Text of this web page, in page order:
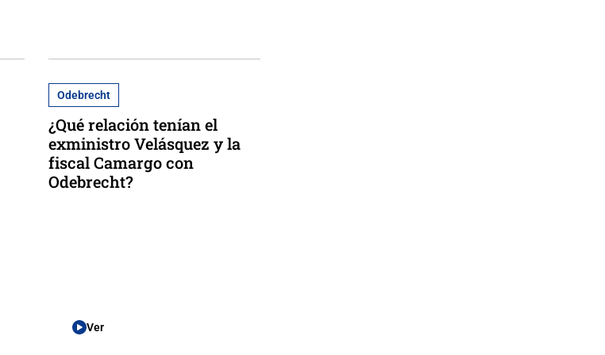
Odebrecht
¿Qué relación tenían el
exministro Velásquez y la
fiscal Camargo con
Odebrecht?
Ver